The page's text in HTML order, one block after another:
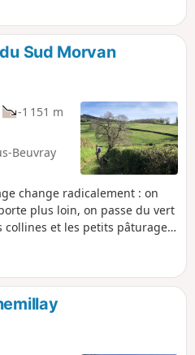
Il est construit sur le principe
en terre solidifiée par
de poutres
de pierres sèches, une
par César. Cette belle
de cette cité antique
gaulois à travers la forêt
Sud Morvan
-1 151 m
Beuvray
change radicalement : on
plus loin, on passe du vert
et les petits pâturages
en suivant les ruisseaux,
du sud Morvan.